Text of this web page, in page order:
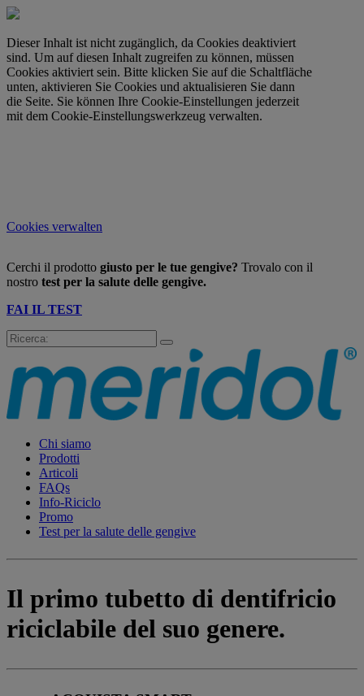
Dieser Inhalt ist nicht zugänglich, da Cookies deaktiviert
sind. Um auf diesen Inhalt zugreifen zu können, müssen
Cookies aktiviert sein. Bitte klicken Sie auf die Schaltfläche
unten, aktivieren Sie Cookies und aktualisieren Sie dann
die Seite. Sie können Ihre Cookie-Einstellungen jederzeit
mit dem Cookie-Einstellungswerkzeug verwalten.
Cookies verwalten
Cerchi il prodotto giusto per le tue gengive? Trovalo con il
nostro test per la salute delle gengive.
FAI IL TEST
Chi siamo
Prodotti
Articoli
FAQs
Info-Riciclo
Promo
Test per la salute delle gengive
Il primo tubetto di dentifricio
riciclabile del suo genere.